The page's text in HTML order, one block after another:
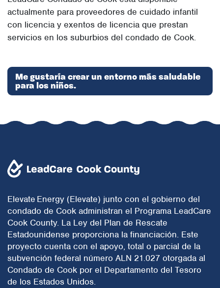
actualmente para proveedores de cuidado infantil
con licencia y exentos de licencia que prestan
servicios en los suburbios del condado de Cook.
Me gustaría crear un entorno más saludable
para los niños.
Elevate Energy (Elevate) junto con el gobierno del
condado de Cook administran el Programa LeadCare
Cook County. La Ley del Plan de Rescate
Estadounidense proporciona la financiación. Este
proyecto cuenta con el apoyo, total o parcial de la
subvención federal número ALN 21.027 otorgada al
Condado de Cook por el Departamento del Tesoro
de los Estados Unidos.